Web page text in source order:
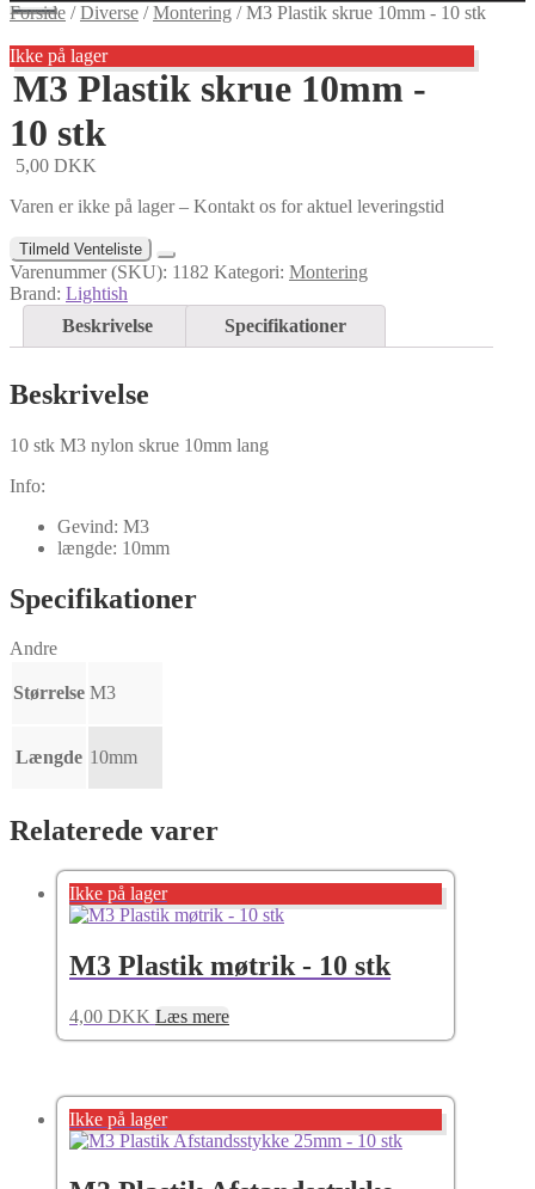
Forside /Diverse /Montering /M3 Plastik skrue 10mm - 10 stk
Ikke på lager
M3 Plastik skrue 10mm -
10 stk
5,00 DKK
Varen er ikke på lager – Kontakt os for aktuel leveringstid
Tilmeld Venteliste
Varenummer (SKU): 1182 Kategori: Montering
Brand: Lightish
Beskrivelse
Specifikationer
Beskrivelse
10 stk M3 nylon skrue 10mm lang
Info:
Gevind: M3
længde: 10mm
Specifikationer
Andre
Størrelse M3
Længde 10mm
Relaterede varer
Ikke på lager
M3 Plastik møtrik - 10 stk
4,00 DKK Læs mere
Ikke på lager